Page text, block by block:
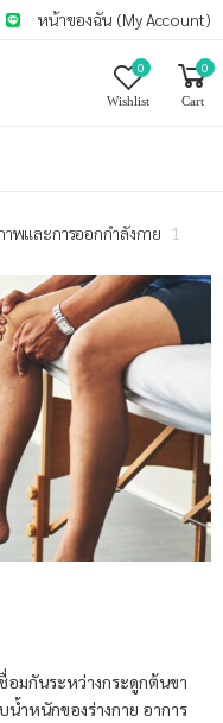
หน้าของฉัน (My Account)
0
Wishlist
0
Cart
พและการออกกำลังกาย 1
อมกันระหว่างกระดูกต้นขา
น้ำหนักของร่างกาย อาการ